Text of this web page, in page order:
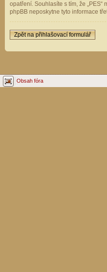
opatření. Souhlasíte s tím, že
phpBB neposkytne tyto informace
Zpět na přihlašovací formulář
Obsah fóra